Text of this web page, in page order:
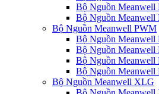
Bộ Nguồn Meanwell
Bộ Nguồn Meanwell
Bộ Nguồn Meanwell PWM
Bộ Nguồn Meanwell
Bộ Nguồn Meanwell
Bộ Nguồn Meanwell
Bộ Nguồn Meanwell
Bộ Nguồn Meanwell XLG